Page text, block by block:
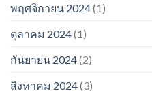
พฤศจิกายน 2024(1)
ตุลาคม 2024(1)
กันยายน 2024(2)
สิงหาคม 2024(3)